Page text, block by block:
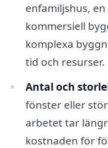
enfamiljshus,
kommersiell
komplexa
tid och resurser.
Antal och
fönster eller
arbetet tar
kostnaden för